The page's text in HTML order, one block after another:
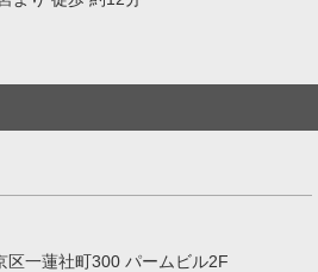
区一蓮社町300 パームビル2F